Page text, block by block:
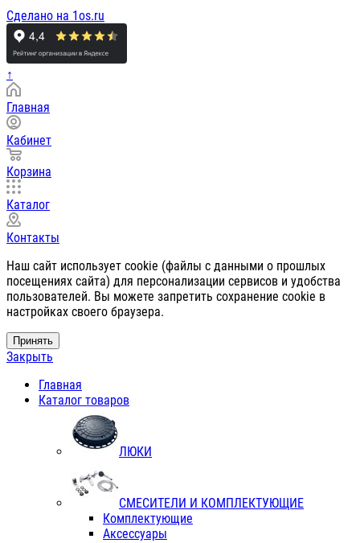
Сделано на 1os.ru
↑
Главная
Кабинет
Корзина
Каталог
Контакты
Наш сайт использует cookie (файлы с данными о прошлых
посещениях сайта) для персонализации сервисов и удобства
пользователей. Вы можете запретить сохранение cookie в
настройках своего браузера.
Принять
Закрыть
Главная
Каталог товаров
ЛЮКИ
СМЕСИТЕЛИ И КОМПЛЕКТУЮЩИЕ
Комплектующие
Аксессуары